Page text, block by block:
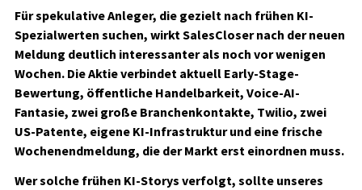
Für spekulative Anleger, die gezielt nach frühen KI-
Spezialwerten suchen, wirkt SalesCloser nach der neuen
Meldung deutlich interessanter als noch vor wenigen
Wochen. Die Aktie verbindet aktuell Early-Stage-
Bewertung, öffentliche Handelbarkeit, Voice-AI-
Fantasie, zwei große Branchenkontakte, Twilio, zwei
US-Patente, eigene KI-Infrastruktur und eine frische
Wochenendmeldung, die der Markt erst einordnen muss.
Wer solche frühen KI-Storys verfolgt, sollte unseres